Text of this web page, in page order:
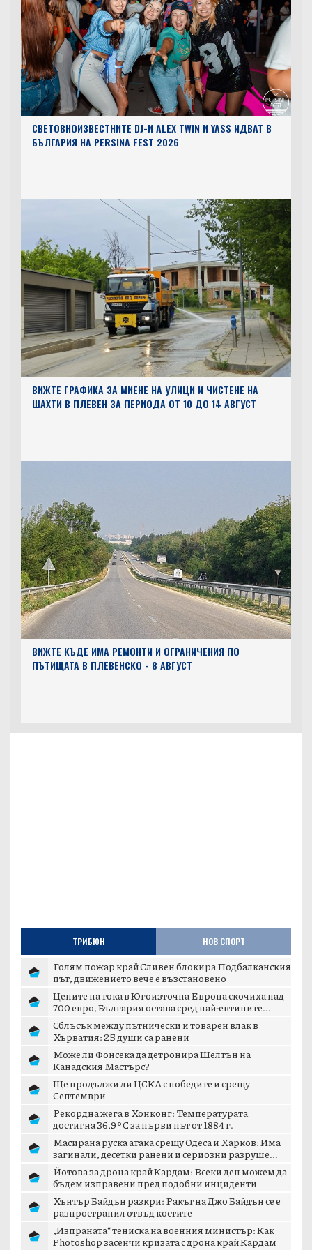
ВИЖТЕ ГРАФИКА ЗА МИЕНЕ НА УЛИЦИ И ЧИСТЕНЕ НА
ВИЖТЕ КЪДЕ ИМА РЕМОНТИ И ОГРАНИЧЕНИЯ ПО
ТРИБЮН НОВ СПОРТ
Голям пожар край Сливен блокира Подбалканския
път, движението вече е възстановено
Цените на тока в Югоизточна Европа скочиха над
700 евро, България остава сред най-евтините...
Сблъсък между пътнически и товарен влак в
Хърватия: 25 души са ранени
Може ли Фонсека да детронира Шелтън на
Канадския Мастърс?
Ще продължи ли ЦСКА с победите и срещу
Септември
Рекордна жега в Хонконг: Температурата
достигна 36,9°C за първи път от 1884 г.
Масирана руска атака срещу Одеса и Харков: Има
загинали, десетки ранени и сериозни разруше...
Йотова за дрона край Кардам: Всеки ден можем да
бъдем изправени пред подобни инциденти
Хънтър Байдън разкри: Ракът на Джо Байдън се е
разпространил отвъд костите